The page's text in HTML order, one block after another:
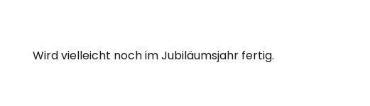
Wird vielleicht noch im Jubiläumsjahr fertig.